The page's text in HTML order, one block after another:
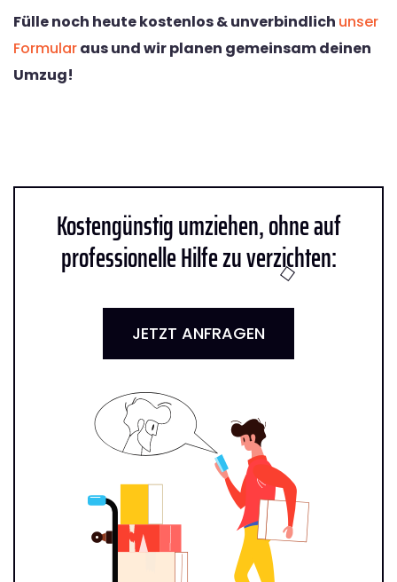
Fülle noch heute kostenlos & unverbindlich unser
Formularaus und wir planen gemeinsam deinen
Umzug!
Kostengünstig umziehen, ohne auf
professionelle Hilfe zu verzichten:
JETZT ANFRAGEN